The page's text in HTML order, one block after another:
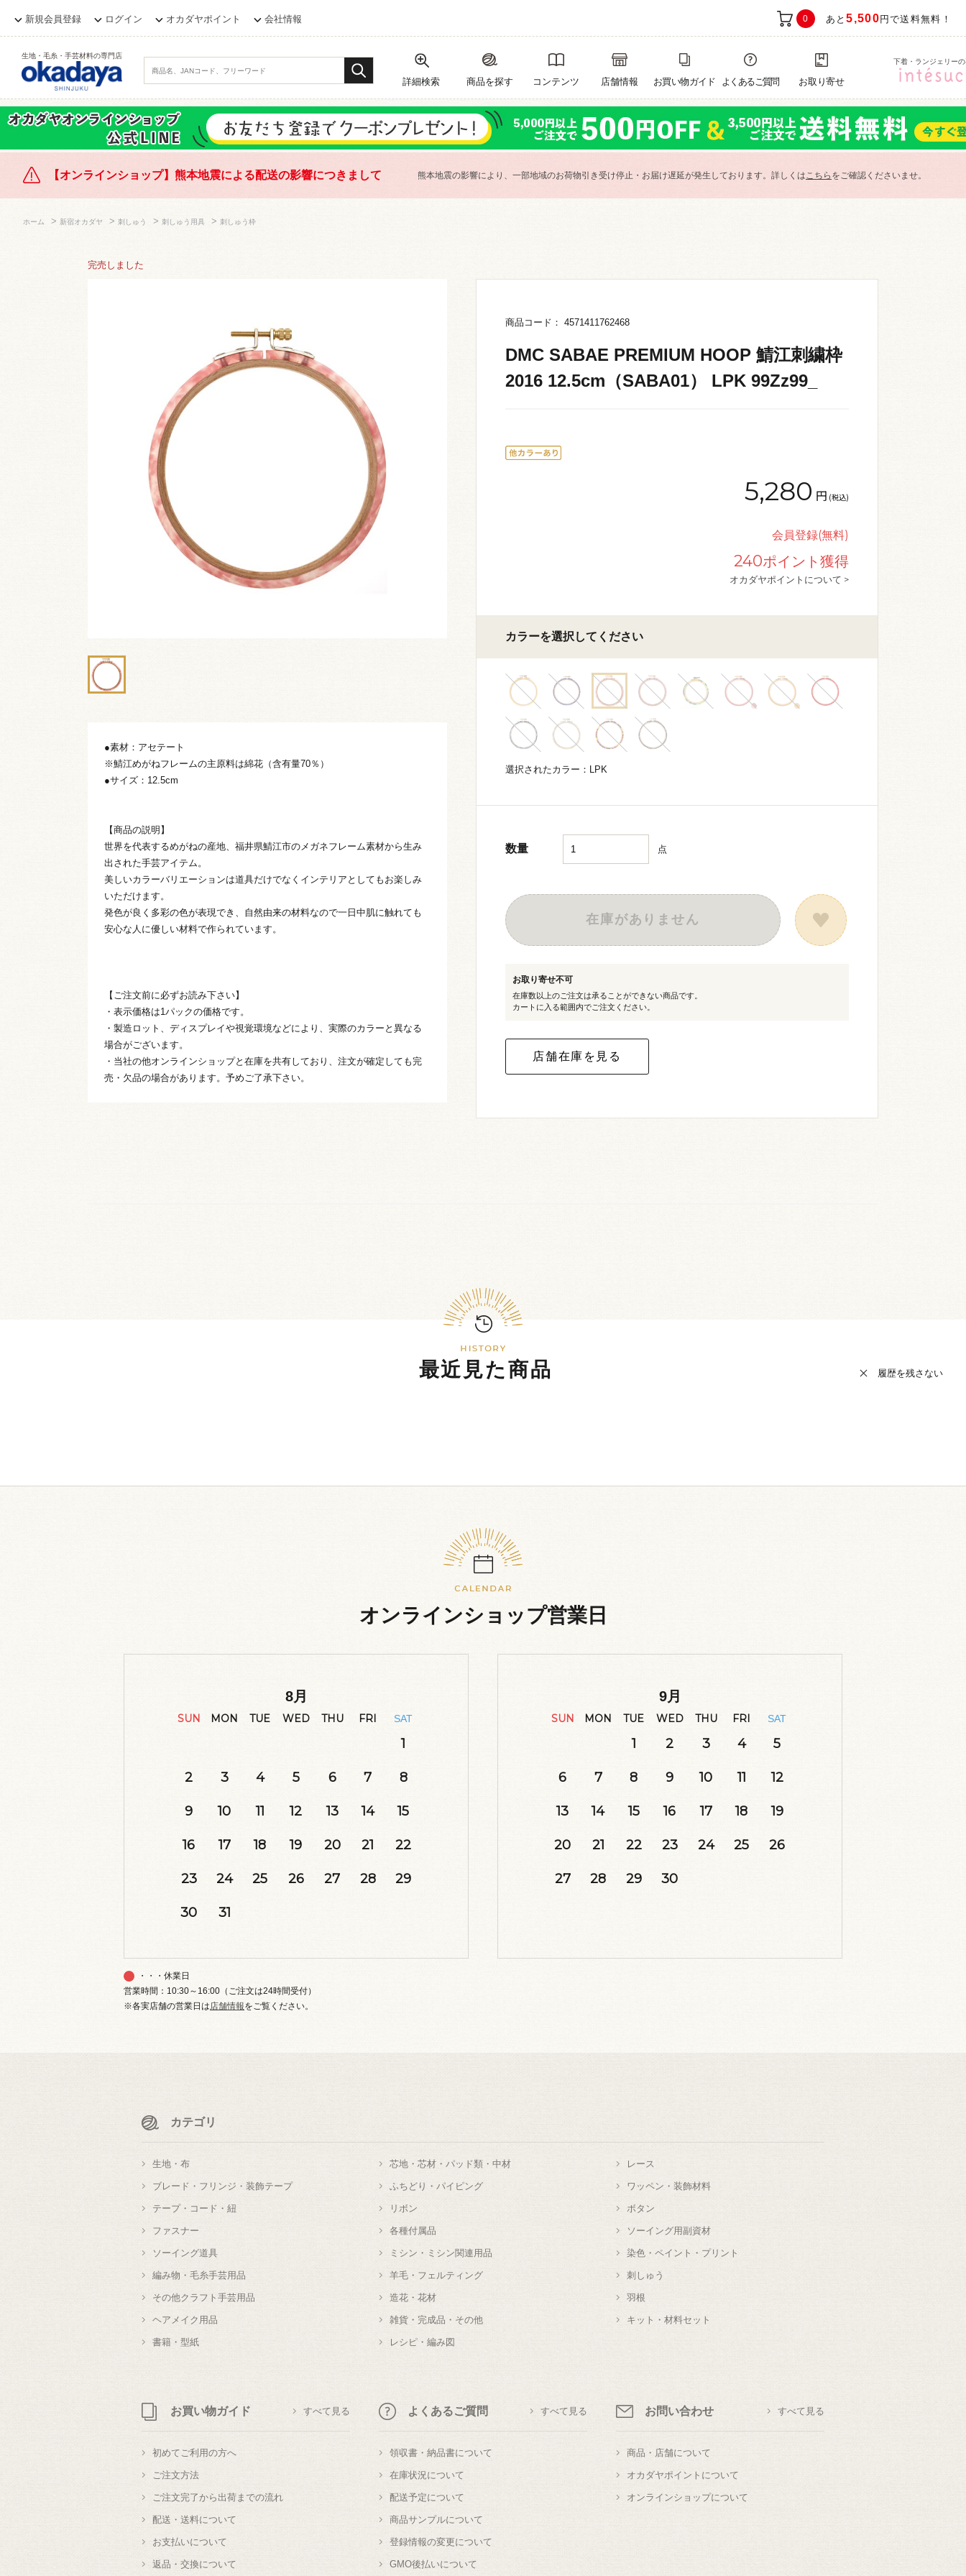
新規会員登録 ログイン オカダヤポイント 会社情報 0 あと5,500 円で送料無料！
生地・毛糸・手芸材料の専門店
詳細検索 商品を探す コンテンツ 店舗情報 お買い物ガイド よくあるご質問 お取り寄せ
下着・ランジェリー
【オンラインショップ】熊本地震による配送の影響につきまして 熊本地震の影響により、一部地域のお荷物引き受け停止・お届け遅延が発生しております。詳しくはこちら をご確認くださいませ。
ホーム > 新宿オカダヤ > 刺しゅう > 刺しゅう用具 > 刺しゅう枠
完売しました
●素材：アセテート
※鯖江めがねフレームの主原料は綿花（含有量70％）
●サイズ：12.5cm
【商品の説明】
世界を代表するめがねの産地、福井県鯖江市のメガネフレーム素材から生み
出された手芸アイテム。
美しいカラーバリエーションは道具だけでなくインテリアとしてもお楽しみ
いただけます。
発色が良く多彩の色が表現でき、自然由来の材料なので一日中肌に触れても
安心な人に優しい材料で作られています。
【ご注文前に必ずお読み下さい】
・表示価格は1パックの価格です。
・製造ロット、ディスプレイや視覚環境などにより、実際のカラーと異なる
場合がございます。
・当社の他オンラインショップと在庫を共有しており、注文が確定しても完
売・欠品の場合があります。予めご了承下さい。
商品コード： 4571411762468
DMC SABAE PREMIUM HOOP 鯖江刺繍枠
2016 12.5cm（SABA01） LPK 99Zz99_
5,280 円 (税込)
会員登録(無料)
240ポイント獲得
オカダヤポイントについて >
カラーを選択してください
選択されたカラー：LPK
数量 点
在庫がありません
お取り寄せ不可
在庫数以上のご注文は承ることができない商品です。
カートに入る範囲内でご注文ください。
最近見た商品 履歴を残さない
オンラインショップ営業日
8月
SUN MON TUE WED THU FRI SAT
1
2 3 4 5 6 7 8
9 10 11 12 13 14 15
16 17 18 19 20 21 22
23 24 25 26 27 28 29
30 31
9月
SUN MON TUE WED THU FRI SAT
1 2 3 4 5
6 7 8 9 10 11 12
13 14 15 16 17 18 19
20 21 22 23 24 25 26
27 28 29 30
・・・休業日
営業時間：10:30～16:00（ご注文は24時間受付）
※各実店舗の営業日は店舗情報をご覧ください。
カテゴリ
生地・布 芯地・芯材・パッド類・中材 レース
ブレード・フリンジ・装飾テープ ふちどり・パイピング ワッペン・装飾材料
テープ・コード・紐 リボン ボタン
ファスナー 各種付属品 ソーイング用副資材
ソーイング道具 ミシン・ミシン関連用品 染色・ペイント・プリント
編み物・毛糸手芸用品 羊毛・フェルティング 刺しゅう
その他クラフト手芸用品 造花・花材 羽根
ヘアメイク用品 雑貨・完成品・その他 キット・材料セット
書籍・型紙 レシピ・編み図
お買い物ガイド すべて見る
初めてご利用の方へ
ご注文方法
ご注文完了から出荷までの流れ
配送・送料について
お支払いについて
返品・交換について
よくあるご質問 すべて見る
領収書・納品書について
在庫状況について
配送予定について
商品サンプルについて
登録情報の変更について
GMO後払いについて
お問い合わせ すべて見る
商品・店舗について
オカダヤポイントについて
オンラインショップについて